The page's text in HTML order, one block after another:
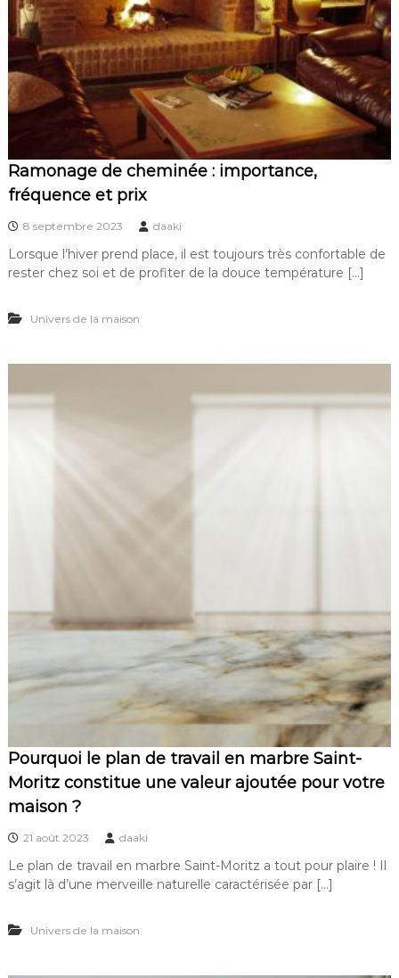
Ramonage de cheminée : importance,
fréquence et prix
8 septembre 2023 daaki
Lorsque l’hiver prend place, il est toujours très confortable de
rester chez soi et de profiter de la douce température […]
Univers de la maison
Pourquoi le plan de travail en marbre Saint-
Moritz constitue une valeur ajoutée pour votre
maison ?
21 août 2023 daaki
Le plan de travail en marbre Saint-Moritz a tout pour plaire ! Il
s’agit là d’une merveille naturelle caractérisée par […]
Univers de la maison